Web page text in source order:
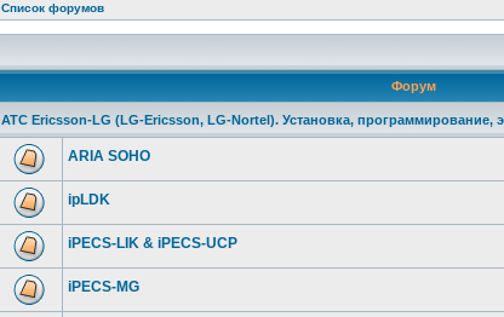
Список форумов
Форум
АТС Ericsson-LG (LG-Ericsson, LG-Nortel). Установка, программирование,
ARIA SOHO
ipLDK
iPECS-LIK & iPECS-UCP
iPECS-MG